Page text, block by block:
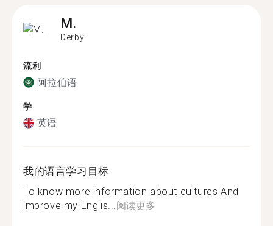
M.
Derby
流利
阿拉伯语
学
英语
我的语言学习目标
To know more information about cultures And
improve my Englis...阅读更多